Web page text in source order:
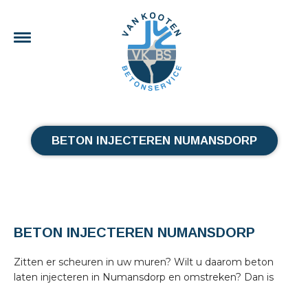
BETON INJECTEREN NUMANSDORP
BETON INJECTEREN NUMANSDORP
Zitten er scheuren in uw muren? Wilt u daarom beton
laten injecteren in Numansdorp en omstreken? Dan is